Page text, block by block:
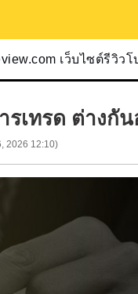
เว็บไซต์รีวิว
เทรด ต่างกั
2026 12:10)